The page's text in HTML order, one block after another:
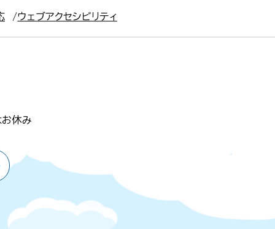
ウェブアクセシビリティ
休み